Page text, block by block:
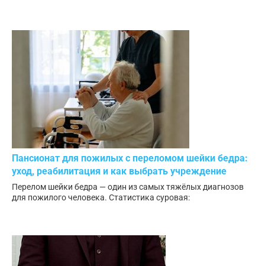
Пансионат для пожилых с переломом шейки бедра:
уход, реабилитация и как выбрать учреждение
Перелом шейки бедра — один из самых тяжёлых диагнозов
для пожилого человека. Статистика суровая: